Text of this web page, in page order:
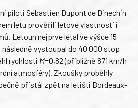
piloti Sébastien Dupont de Dinechin
letu prověřili letové vlastnosti i
Letoun nejprve létal ve výšce 15
vystoupal do 40 000 stop
rychlosti M=0,82 (přibližně 871 km/h
atmosféry). Zkoušky proběhly
přistál zpět na letišti Bordeaux-